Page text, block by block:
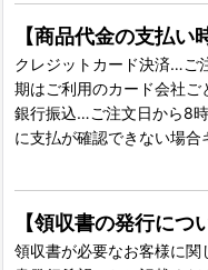
【商品代金の支払い
クレジットカード決済…ご
期はご利用のカード会社ご
銀行振込…ご注文日から8
に支払が確認できない場
【領収書の発行につ
領収書が必要なお客様に関